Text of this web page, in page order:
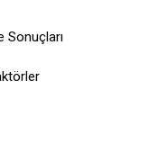
Sonuçları